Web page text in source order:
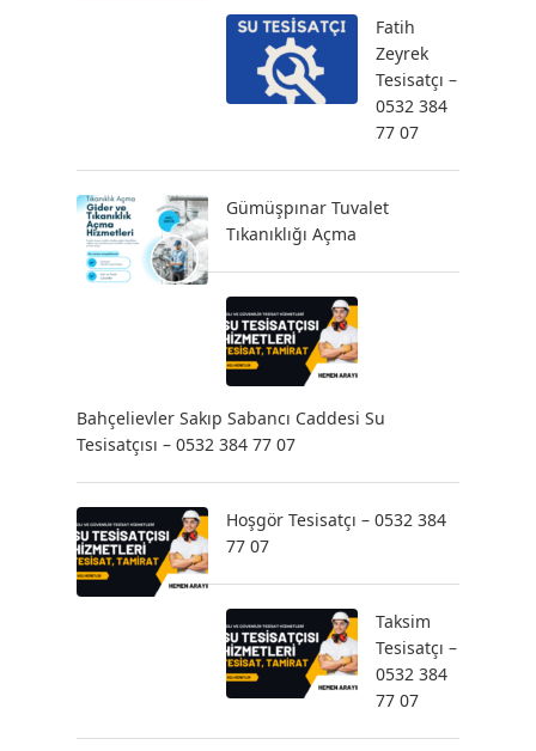
Fatih
Zeyrek
Tesisatçı –
0532 384
77 07
Gümüşpınar Tuvalet
Tıkanıklığı Açma
Bahçelievler Sakıp Sabancı Caddesi Su
Tesisatçısı – 0532 384 77 07
Hoşgör Tesisatçı – 0532 384
77 07
Taksim
Tesisatçı –
0532 384
77 07